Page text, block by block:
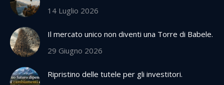
14 Luglio 2026
Il mercato unico non diventi una Torre di Babele.
29 Giugno 2026
Ripristino delle tutele per gli investitori.